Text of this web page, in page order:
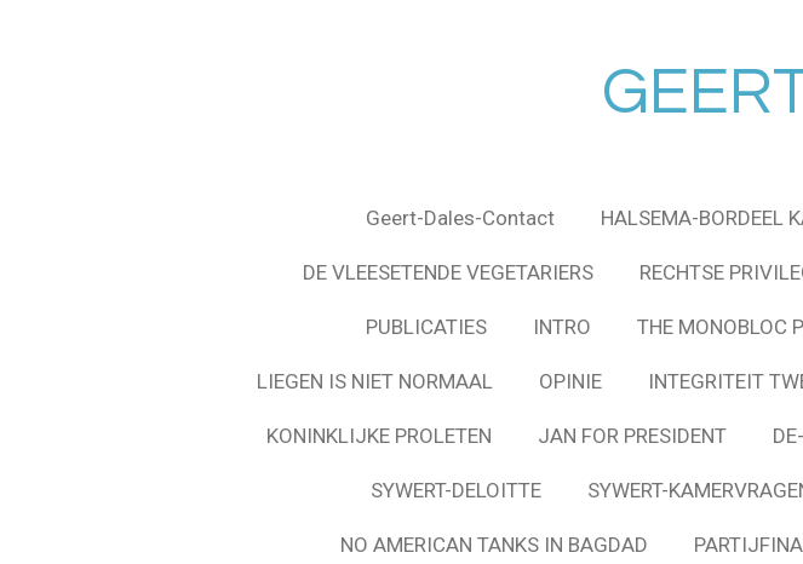
Geert-Dales-Contact HALSEMA-BORDEEL
DE VLEESETENDE VEGETARIERS RECHTSE
PUBLICATIES INTRO THE MONOBLOC
LIEGEN IS NIET NORMAAL OPINIE INTEGRITEIT
KONINKLIJKE PROLETEN JAN FOR PRESIDENT
SYWERT-DELOITTE SYWERT-
NO AMERICAN TANKS IN BAGDAD